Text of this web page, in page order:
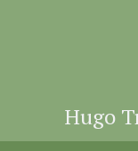
Hugo